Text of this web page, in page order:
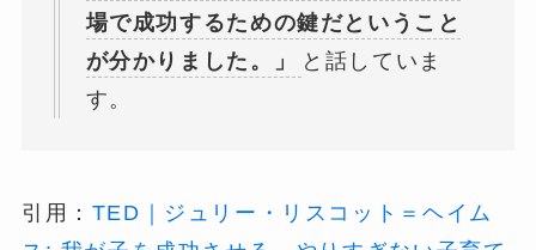
場で成功するための鍵だということ
が分かりました。」
と話していま
す。
引用： TED｜ジュリー・リスコット＝ヘイム